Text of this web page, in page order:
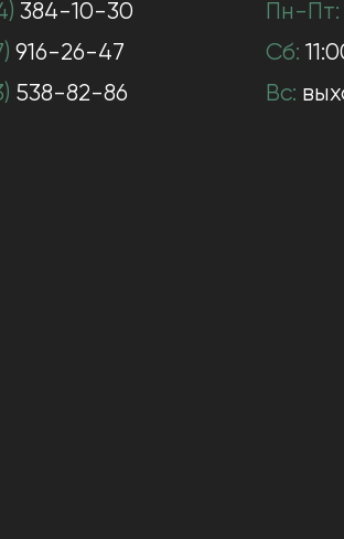
384-10-30
916-26-47
538-82-86
Пн-Пт:
Сб:
Вс: